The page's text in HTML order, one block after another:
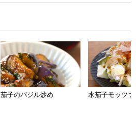
茄子のバジル炒め 水茄子モッツァ